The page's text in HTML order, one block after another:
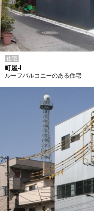
住宅
町屋-I
ルーフバルコニーのある住宅